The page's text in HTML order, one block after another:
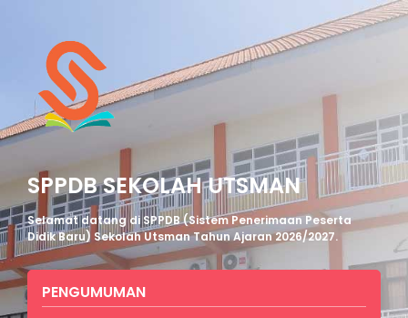
SPPDB SEKOLAH UTSMAN
Selamat datang di SPPDB (Sistem Penerimaan Peserta
Didik Baru) Sekolah Utsman Tahun Ajaran 2026/2027.
PENGUMUMAN